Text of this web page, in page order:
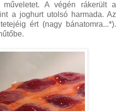
műveletet. A végén rákerült a
a joghurt utolsó harmada. Az
ért (nagy bánatomra...*).